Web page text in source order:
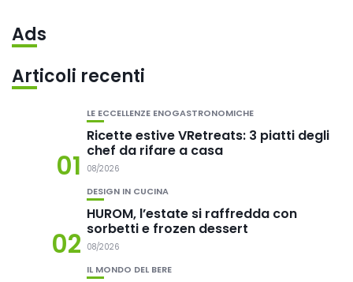
Ads
Articoli recenti
01
LE ECCELLENZE ENOGASTRONOMICHE
Ricette estive VRetreats: 3 piatti degli
chef da rifare a casa
08/2026
02
DESIGN IN CUCINA
HUROM, l’estate si raffredda con
sorbetti e frozen dessert
08/2026
IL MONDO DEL BERE